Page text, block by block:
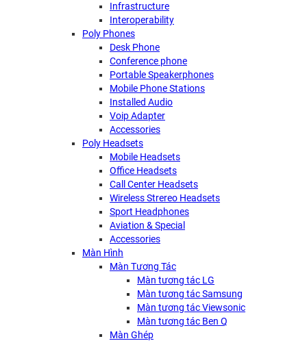
Infrastructure
Interoperability
Poly Phones
Desk Phone
Conference phone
Portable Speakerphones
Mobile Phone Stations
Installed Audio
Voip Adapter
Accessories
Poly Headsets
Mobile Headsets
Office Headsets
Call Center Headsets
Wireless Strereo Headsets
Sport Headphones
Aviation & Special
Accessories
Màn Hình
Màn Tương Tác
Màn tương tác LG
Màn tương tác Samsung
Màn tương tác Viewsonic
Màn tương tác Ben Q
Màn Ghép